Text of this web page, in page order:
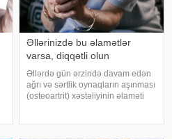
Əllərinizdə bu əlamətlər
varsa, diqqətli olun
Əllərdə gün ərzində davam edən
ağrı və sərtlik oynaqların aşınması
(osteoartrit) xəstəliyinin əlaməti